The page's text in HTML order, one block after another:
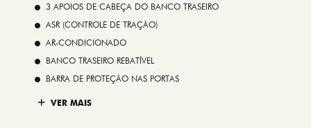
3 APOIOS DE CABEÇA DO BANCO TRASEIRO
ASR (CONTROLE DE TRAÇÃO)
AR-CONDICIONADO
BANCO TRASEIRO REBATÍVEL
BARRA DE PROTEÇÃO NAS PORTAS
VER MAIS